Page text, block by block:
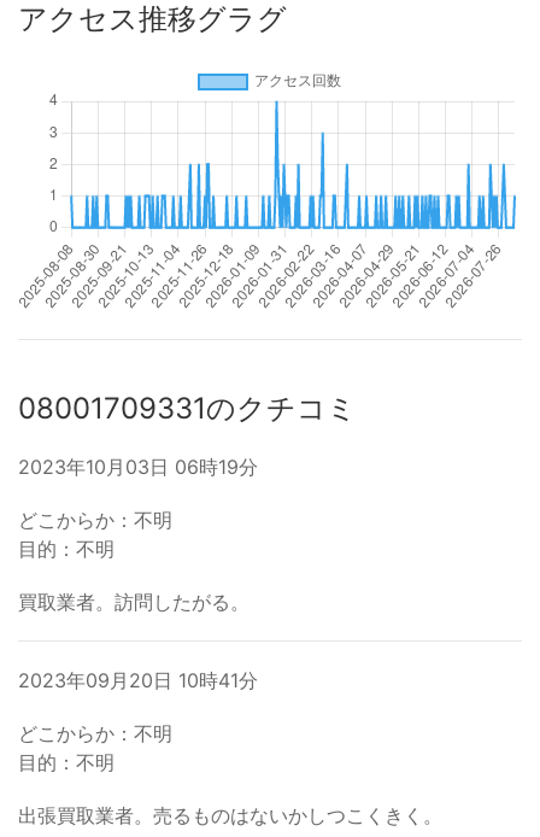
アクセス推移グラグ
08001709331のクチコミ
2023年10月03日 06時19分
どこからか：不明
目的：不明
買取業者。訪問したがる。
2023年09月20日 10時41分
どこからか：不明
目的：不明
出張買取業者。売るものはないかしつこくきく。